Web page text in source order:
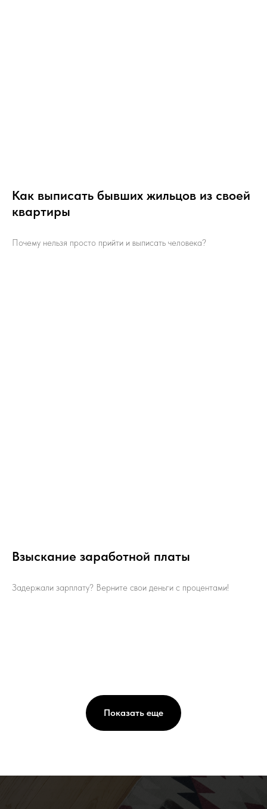
Как выписать бывших жильцов из своей
квартиры
Почему нельзя просто прийти и выписать человека?
Взыскание заработной платы
Задержали зарплату? Верните свои деньги с процентами!
Показать еще